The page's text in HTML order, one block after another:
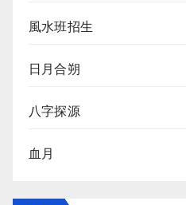
風水班招生
日月合朔
八字探源
血月